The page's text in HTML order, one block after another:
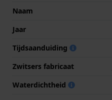
Naam
Jaar
Tijdsaanduiding
Zwitsers fabricaat
Waterdichtheid